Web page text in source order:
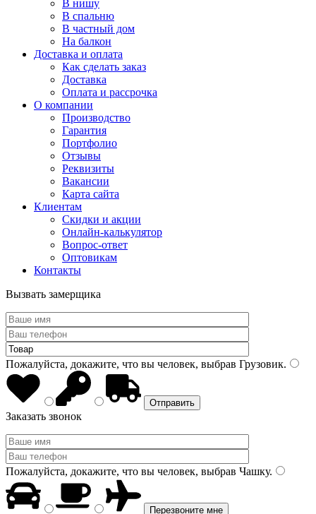
В нишу
В спальню
В частный дом
На балкон
Доставка и оплата
Как сделать заказ
Доставка
Оплата и рассрочка
О компании
Производство
Гарантия
Портфолио
Отзывы
Реквизиты
Вакансии
Карта сайта
Клиентам
Скидки и акции
Онлайн-калькулятор
Вопрос-ответ
Оптовикам
Контакты
Вызвать замерщика
Пожалуйста, докажите, что вы человек, выбрав Грузовик.
Заказать звонок
Пожалуйста, докажите, что вы человек, выбрав Чашку.